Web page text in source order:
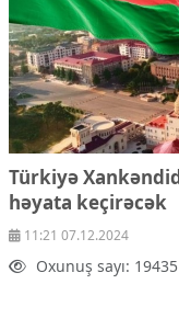
Türkiyə
həyata keçirəcək
11:21 07.12.2024
Oxunuş sayı: 19435